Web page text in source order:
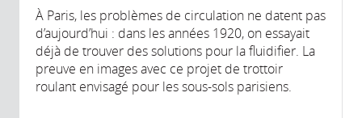
À Paris, les problèmes de circulation ne datent pas
d’aujourd’hui : dans les années 1920, on essayait
déjà de trouver des solutions pour la fluidifier. La
preuve en images avec ce projet de trottoir
roulant envisagé pour les sous-sols parisiens.